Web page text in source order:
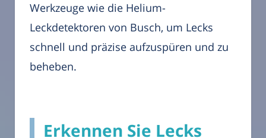
Werkzeuge wie die Helium-
Leckdetektoren von Busch, um Lecks
schnell und präzise aufzuspüren und zu
beheben.
Erkennen Sie Lecks